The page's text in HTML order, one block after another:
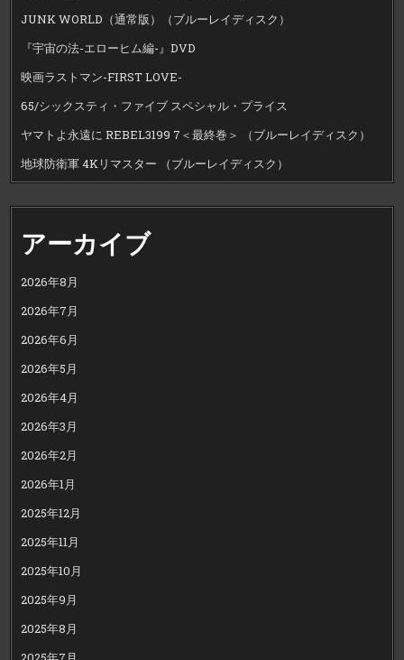
JUNK WORLD（通常版）（ブルーレイディスク）
『宇宙の法-エローヒム編-』DVD
映画ラストマン-FIRST LOVE-
65/シックスティ・ファイブ スペシャル・プライス
ヤマトよ永遠に REBEL3199 7＜最終巻＞ （ブルーレイディスク）
地球防衛軍 4Kリマスター （ブルーレイディスク）
アーカイブ
2026年8月
2026年7月
2026年6月
2026年5月
2026年4月
2026年3月
2026年2月
2026年1月
2025年12月
2025年11月
2025年10月
2025年9月
2025年8月